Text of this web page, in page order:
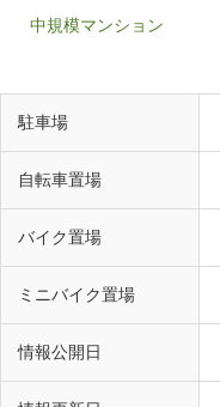
中規模マンション
駐車場
自転車置場
バイク置場
ミニバイク置場
情報公開日